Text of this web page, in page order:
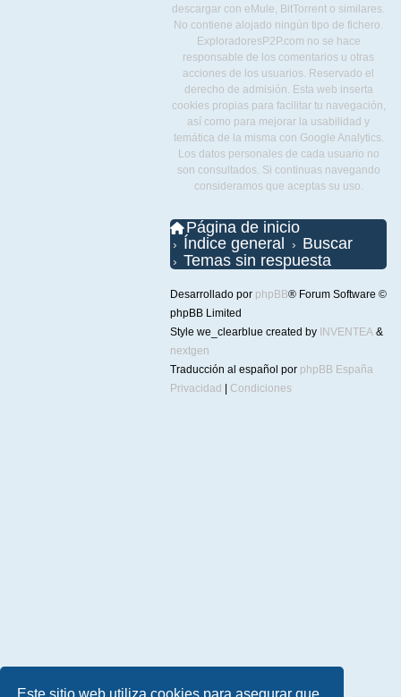
Este sitio web utiliza cookies para asegurar que
descargar con eMule, BitTorrent o similares.
No contiene alojado ningún tipo de fichero.
ExploradoresP2P.com no se hace
responsable de los comentarios u otras
acciones de los usuarios. Reservado el
derecho de admisión. Esta web inserta
cookies propias para facilitar tu navegación,
así como para mejorar la usabilidad y
temática de la misma con Google Analytics.
Los datos personales de cada usuario no
son consultados. Si continuas navegando
consideramos que aceptas su uso.
Página de inicio
Índice general
Buscar
Temas sin respuesta
Desarrollado por phpBB® Forum Software ©
phpBB Limited
Style we_clearblue created by INVENTEA &
nextgen
Traducción al español por phpBB España
Privacidad
Condiciones